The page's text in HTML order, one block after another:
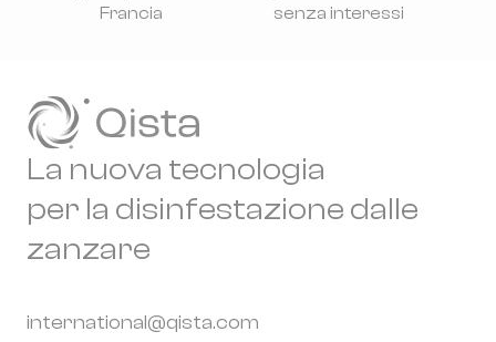
Francia
senza interessi
La nuova tecnologia
per la disinfestazione dalle
zanzare
international@qista.com